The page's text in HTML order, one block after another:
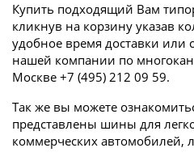
Купить подходящий Вам
кликнув на корзину указав
удобное время доставки или
нашей компании по
Москве +7 (495) 212 09 59.
Так же вы можете
представлены шины для
коммерческих автомобилей,